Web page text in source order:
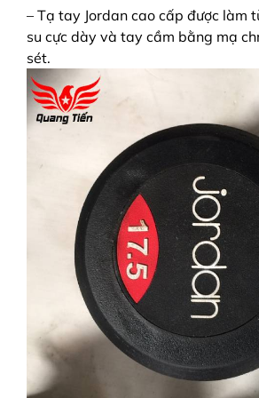
– Tạ tay Jordan cao cấp được làm
su cực dày và tay cầm bằng mạ
sét.